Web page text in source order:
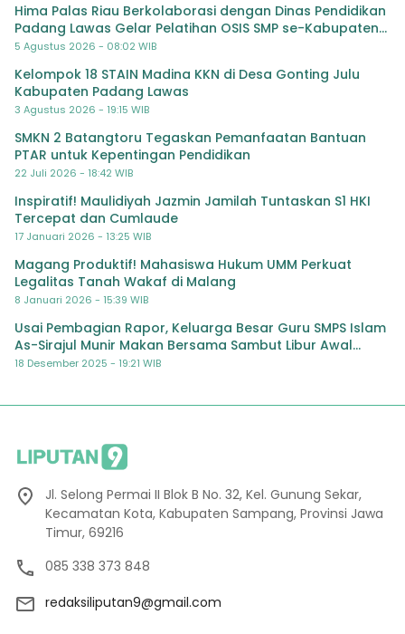
Hima Palas Riau Berkolaborasi dengan Dinas Pendidikan
Padang Lawas Gelar Pelatihan OSIS SMP se-Kabupaten
Padang Lawas
5 Agustus 2026 - 08:02 WIB
Kelompok 18 STAIN Madina KKN di Desa Gonting Julu
Kabupaten Padang Lawas
3 Agustus 2026 - 19:15 WIB
SMKN 2 Batangtoru Tegaskan Pemanfaatan Bantuan
PTAR untuk Kepentingan Pendidikan
22 Juli 2026 - 18:42 WIB
Inspiratif! Maulidiyah Jazmin Jamilah Tuntaskan S1 HKI
Tercepat dan Cumlaude
17 Januari 2026 - 13:25 WIB
Magang Produktif! Mahasiswa Hukum UMM Perkuat
Legalitas Tanah Wakaf di Malang
8 Januari 2026 - 15:39 WIB
Usai Pembagian Rapor, Keluarga Besar Guru SMPS Islam
As-Sirajul Munir Makan Bersama Sambut Libur Awal
Semester
18 Desember 2025 - 19:21 WIB
Jl. Selong Permai II Blok B No. 32, Kel. Gunung Sekar,
Kecamatan Kota, Kabupaten Sampang, Provinsi Jawa
Timur, 69216
085 338 373 848
redaksiliputan9@gmail.com